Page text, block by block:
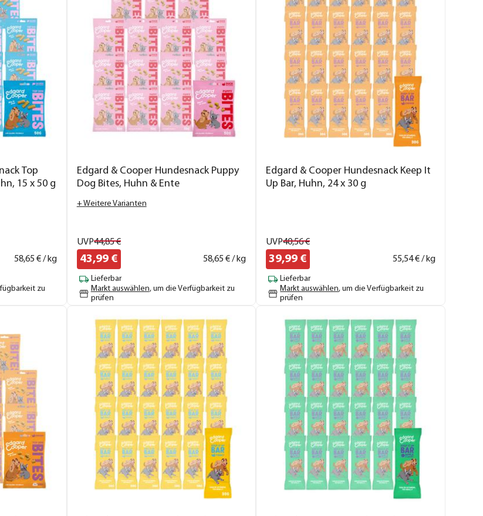
Top
15 x 50 g
58,65 € / kg
zu
Edgard & Cooper Hundesnack Puppy
Dog Bites, Huhn & Ente
+ Weitere Varianten
UVP44,85€
43,99€ 58,65 € / kg
Lieferbar
Markt auswählen, um die Verfügbarkeit zu
prüfen
Edgard & Cooper Hundesnack Keep It
Up Bar, Huhn, 24 x 30 g
UVP40,56€
39,99 € 55,54€ / kg
Lieferbar
Markt auswählen, um die Verfügbarkeit zu
prüfen